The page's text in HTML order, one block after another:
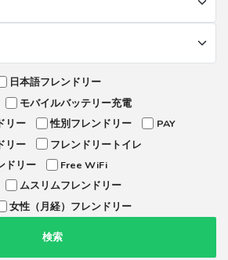
日本語フレンドリー
モバイルバッテリー充電
リー
性別フレンドリー
PAY
リー
フレンドリートイレ
ドリー
Free WiFi
ムスリムフレンドリー
女性（月経）フレンドリー
検索